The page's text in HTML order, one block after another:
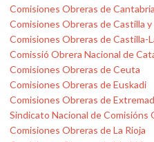
Comisiones Obreras de Cantabria
Comisiones Obreras de Castilla y
Comisiones Obreras de Castilla-
Comissió Obrera Nacional de
Comisiones Obreras de Ceuta
Comisiones Obreras de Euskadi
Comisiones Obreras de
Sindicato Nacional de Comisións
Comisiones Obreras de La Rioja